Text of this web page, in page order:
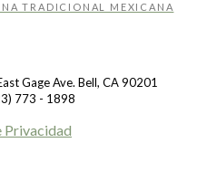
TRADICIONAL MEXICANA
Gage Ave. Bell, CA 90201
773 - 1898
Privacidad